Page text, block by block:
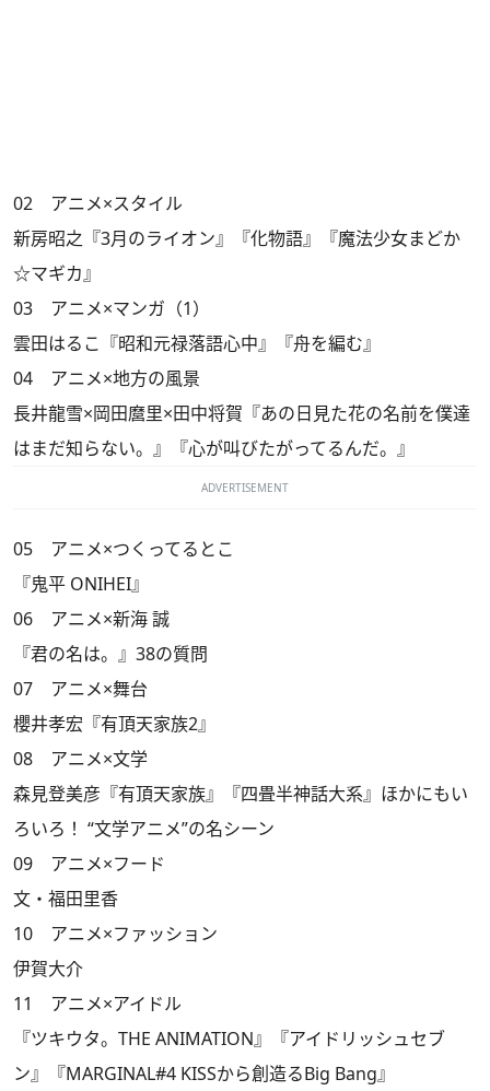
02 アニメ×スタイル
新房昭之『3月のライオン』『化物語』『魔法少女まどか
☆マギカ』
03 アニメ×マンガ（1）
雲田はるこ『昭和元禄落語心中』『舟を編む』
04 アニメ×地方の風景
長井龍雪×岡田麿里×田中将賀『あの日見た花の名前を僕達
はまだ知らない。』『心が叫びたがってるんだ。』
ADVERTISEMENT
05 アニメ×つくってるとこ
『鬼平 ONIHEI』
06 アニメ×新海 誠
『君の名は。』38の質問
07 アニメ×舞台
櫻井孝宏『有頂天家族2』
08 アニメ×文学
森見登美彦『有頂天家族』『四畳半神話大系』ほかにもい
ろいろ！ “文学アニメ”の名シーン
09 アニメ×フード
文・福田里香
10 アニメ×ファッション
伊賀大介
11 アニメ×アイドル
『ツキウタ。THE ANIMATION』『アイドリッシュセブ
ン』『MARGINAL#4 KISSから創造るBig Bang』